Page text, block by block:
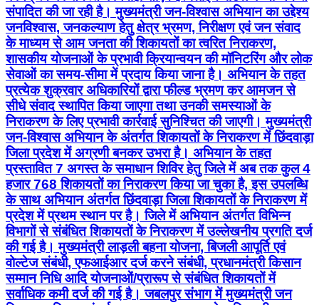
संपादित की जा रही है। मुख्यमंत्री जन-विश्वास अभियान का उद्देश्य
जनविश्वास, जनकल्याण हेतु क्षेत्र भ्रमण, निरीक्षण एवं जन संवाद
के माध्यम से आम जनता की शिकायतों का त्वरित निराकरण,
शासकीय योजनाओं के प्रभावी क्रियान्वयन की मॉनिटरिंग और लोक
सेवाओं का समय-सीमा में प्रदाय किया जाना है। अभियान के तहत
प्रत्येक शुक्रवार अधिकारियों द्वारा फील्ड भ्रमण कर आमजन से
सीधे संवाद स्थापित किया जाएगा तथा उनकी समस्याओं के
निराकरण के लिए प्रभावी कार्रवाई सुनिश्चित की जाएगी। मुख्यमंत्री
जन-विश्वास अभियान के अंतर्गत शिकायतों के निराकरण में छिंदवाड़ा
जिला प्रदेश में अग्रणी बनकर उभरा है। अभियान के तहत
प्रस्तावित 7 अगस्त के समाधान शिविर हेतु जिले में अब तक कुल 4
हजार 768 शिकायतों का निराकरण किया जा चुका है, इस उपलब्धि
के साथ अभियान अंतर्गत छिंदवाड़ा जिला शिकायतों के निराकरण में
प्रदेश में प्रथम स्थान पर है। जिले में अभियान अंतर्गत विभिन्न
विभागों से संबंधित शिकायतों के निराकरण में उल्लेखनीय प्रगति दर्ज
की गई है। मुख्यमंत्री लाड़ली बहना योजना, बिजली आपूर्ति एवं
वोल्टेज संबंधी, एफआईआर दर्ज करने संबंधी, प्रधानमंत्री किसान
सम्मान निधि आदि योजनाओं/प्रारूप से संबंधित शिकायतों में
सर्वाधिक कमी दर्ज की गई है। जबलपुर संभाग में मुख्यमंत्री जन